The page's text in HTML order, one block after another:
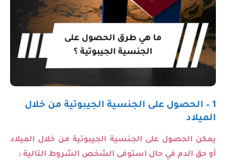
1 – الحصول على الجنسية الجيبوتية من خلال
الميلاد
يمكن الحصول على الجنسية الجيبوتية من خلال الميلاد
أو حق الدم في حال استوفى الشخص الشروط التالية :